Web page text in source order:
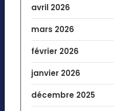
avril 2026
mars 2026
février 2026
janvier 2026
décembre 2025